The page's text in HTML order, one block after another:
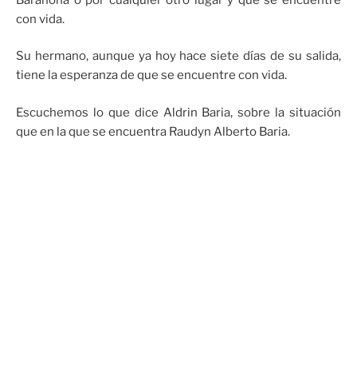
con vida.
Su hermano, aunque ya hoy hace siete días de su salida,
tiene la esperanza de que se encuentre con vida.
Escuchemos lo que dice Aldrin Baria, sobre la situación
que en la que se encuentra Raudyn Alberto Baria.